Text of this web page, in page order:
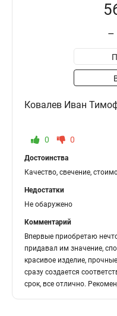
–
Ковалев Иван
0 0
Достоинства
Качество, свечение,
Недостатки
Не обаружено
Комментарий
Впервые приобретаю
придавал им значение,
красивое изделие,
сразу создается
срок, все отлично.